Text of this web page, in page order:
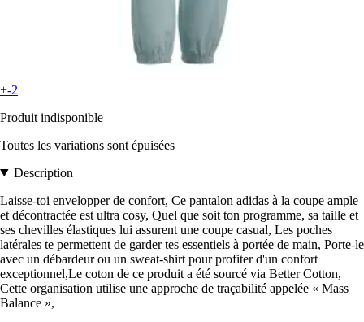
+-2
Produit indisponible
Toutes les variations sont épuisées
Description
Laisse-toi envelopper de confort, Ce pantalon adidas à la coupe ample
et décontractée est ultra cosy, Quel que soit ton programme, sa taille et
ses chevilles élastiques lui assurent une coupe casual, Les poches
latérales te permettent de garder tes essentiels à portée de main, Porte-le
avec un débardeur ou un sweat-shirt pour profiter d'un confort
exceptionnel,Le coton de ce produit a été sourcé via Better Cotton,
Cette organisation utilise une approche de traçabilité appelée « Mass
Balance »,